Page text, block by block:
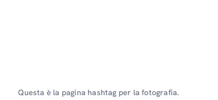
Questa è la pagina hashtag per la fotografia.